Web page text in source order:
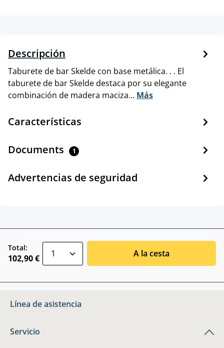
Descripción
Taburete de bar Skelde con base metálica. . . El
taburete de bar Skelde destaca por su elegante
combinación de madera maciza… Más
Características
Documents 1
Advertencias de seguridad
Total:
102,90 € A la cesta
Línea de asistencia
Servicio